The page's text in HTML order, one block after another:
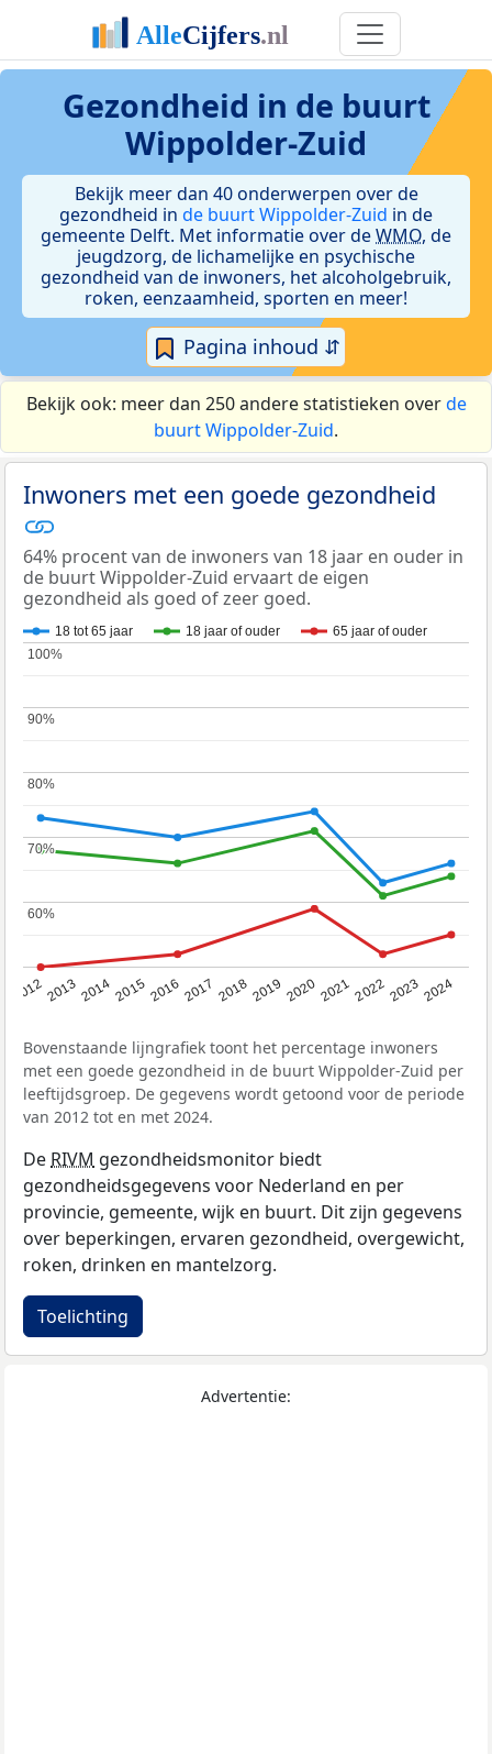
Gezondheid in de buurt
Wippolder-Zuid
Bekijk meer dan 40 onderwerpen over de
gezondheid in de buurt Wippolder-Zuid in de
gemeente Delft. Met informatie over deWMO, de
jeugdzorg, de lichamelijke en psychische
gezondheid van de inwoners, het alcoholgebruik,
roken, eenzaamheid, sporten en meer!
Pagina inhoud ⇵
Bekijk ook: meer dan 250 andere statistieken overde
buurt Wippolder-Zuid.
Inwoners met een goede gezondheid
64% procent van de inwoners van 18 jaar en ouder in
de buurt Wippolder-Zuid ervaart de eigen
gezondheid als goed of zeer goed.
18 tot 65 jaar 18 jaar of ouder 65 jaar of ouder
201220132014201520162017 20182019 20202021202220232024
60%
60%
70%
70%
80%
80%
90%
90%
100%
100%
Bovenstaande lijngrafiek toont het percentage inwoners
met een goede gezondheid in de buurt Wippolder-Zuid per
leeftijdsgroep. De gegevens wordt getoond voor de periode
van 2012 tot en met 2024.
De RIVM gezondheidsmonitor biedt
gezondheidsgegevens voor Nederland en per
provincie, gemeente, wijk en buurt. Dit zijn gegevens
over beperkingen, ervaren gezondheid, overgewicht,
roken, drinken en mantelzorg.
Toelichting
Advertentie: